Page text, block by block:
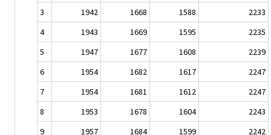
3
1942 1668 1588
2233
4
1943 1669 1595
2235
5
1947 1677 1608
2239
6
1954 1682 1617
2247
7
1954 1681 1612
2247
8
1953 1678 1604
2243
9
1957 1684 1599
2242